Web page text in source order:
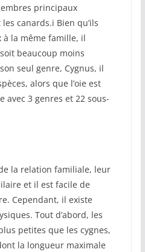
principaux
canards.i Bien qu’ils
la même famille, il
beaucoup moins
seul genre, Cygnus, il
alors que l’oie est
avec 3 genres et 22 sous-
la relation familiale, leur
et il est facile de
Cependant, il existe
Tout d’abord, les
petites que les cygnes,
la longueur maximale